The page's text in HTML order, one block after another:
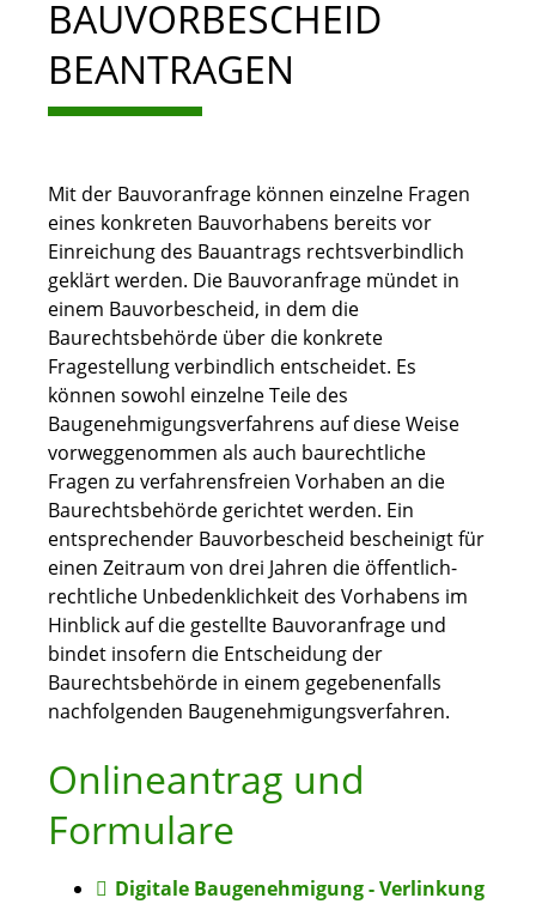
BAUVORBESCHEID
BEANTRAGEN
Mit der Bauvoranfrage können einzelne Fragen
eines konkreten Bauvorhabens bereits vor
Einreichung des Bauantrags rechtsverbindlich
geklärt werden. Die Bauvoranfrage mündet in
einem Bauvorbescheid, in dem die
Baurechtsbehörde über die konkrete
Fragestellung verbindlich entscheidet. Es
können sowohl einzelne Teile des
Baugenehmigungsverfahrens auf diese Weise
vorweggenommen als auch baurechtliche
Fragen zu verfahrensfreien Vorhaben an die
Baurechtsbehörde gerichtet werden. Ein
entsprechender Bauvorbescheid bescheinigt für
einen Zeitraum von drei Jahren die öffentlich-
rechtliche Unbedenklichkeit des Vorhabens im
Hinblick auf die gestellte Bauvoranfrage und
bindet insofern die Entscheidung der
Baurechtsbehörde in einem gegebenenfalls
nachfolgenden Baugenehmigungsverfahren.
Onlineantrag und
Formulare
Digitale Baugenehmigung - Verlinkung